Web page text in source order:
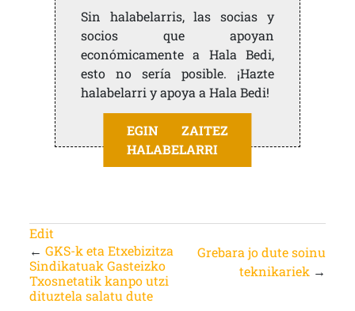
Sin halabelarris, las socias y
socios que apoyan
económicamente a Hala Bedi,
esto no sería posible. ¡Hazte
halabelarri y apoya a Hala Bedi!
EGIN ZAITEZ
HALABELARRI
Edit
← GKS-k eta Etxebizitza
Sindikatuak Gasteizko
Txosnetatik kanpo utzi
dituztela salatu dute
Grebara jo dute soinu
teknikariek →